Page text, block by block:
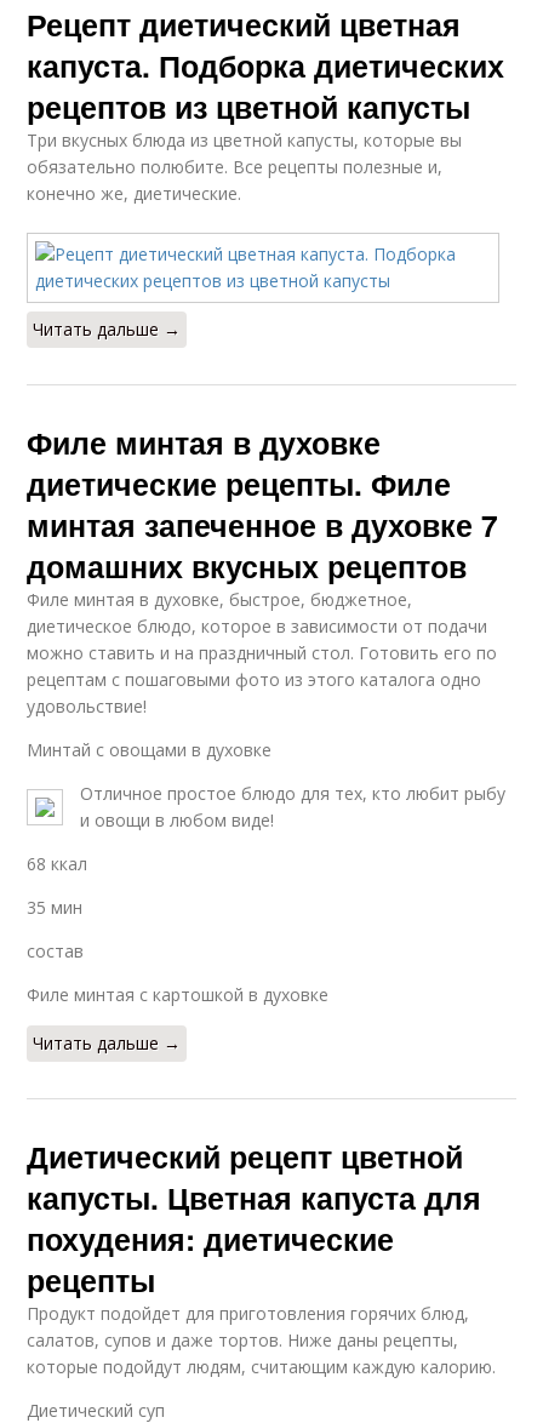
Рецепт диетический цветная
капуста. Подборка диетических
рецептов из цветной капусты
Три вкусных блюда из цветной капусты, которые вы
обязательно полюбите. Все рецепты полезные и,
конечно же, диетические.
Читать дальше →
Филе минтая в духовке
диетические рецепты. Филе
минтая запеченное в духовке 7
домашних вкусных рецептов
Филе минтая в духовке, быстрое, бюджетное,
диетическое блюдо, которое в зависимости от подачи
можно ставить и на праздничный стол. Готовить его по
рецептам с пошаговыми фото из этого каталога одно
удовольствие!
Минтай с овощами в духовке
Отличное простое блюдо для тех, кто любит рыбу
и овощи в любом виде!
68 ккал
35 мин
состав
Филе минтая с картошкой в духовке
Читать дальше →
Диетический рецепт цветной
капусты. Цветная капуста для
похудения: диетические
рецепты
Продукт подойдет для приготовления горячих блюд,
салатов, супов и даже тортов. Ниже даны рецепты,
которые подойдут людям, считающим каждую калорию.
Диетический суп